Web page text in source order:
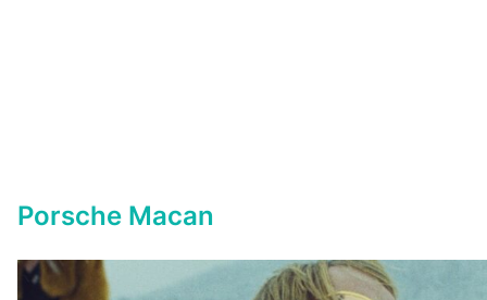
Porsche Macan